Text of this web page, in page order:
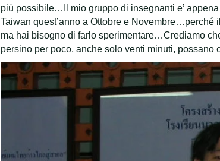
più possibile…Il mio gruppo di insegnanti e’
Taiwan quest’anno a Ottobre e
ma hai bisogno di farlo sperimentare…Crediamo
persino per poco, anche solo venti minuti,